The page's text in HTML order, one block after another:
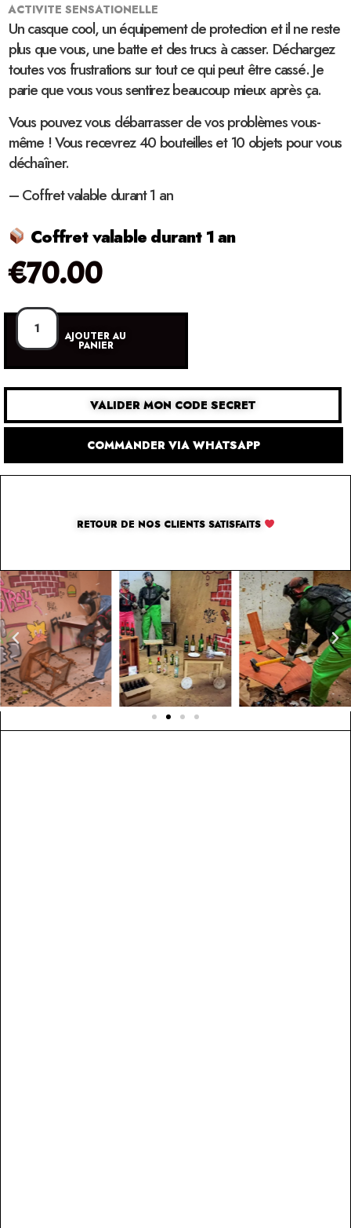
ACTIVITE SENSATIONELLE
Un casque cool, un équipement de protection et il ne reste
plus que vous, une batte et des trucs à casser. Déchargez
toutes vos frustrations sur tout ce qui peut être cassé. Je
parie que vous vous sentirez beaucoup mieux après ça.
Vous pouvez vous débarrasser de vos problèmes vous-
même ! Vous recevrez 40 bouteilles et 10 objets pour vous
déchaîner.
– Coffret valable durant 1 an
Coffret valable durant 1 an
€70.00
AJOUTER AU
PANIER
VALIDER MON CODE SECRET
COMMANDER VIA WHATSAPP
RETOUR DE NOS CLIENTS SATISFAITS